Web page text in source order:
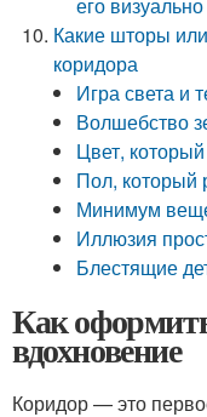
Какие шторы
коридора
Игра света и
Волшебство
Цвет,
Пол, который
Минимум
Иллюзия
Блестящие
Как
вдохновение
Коридор — это